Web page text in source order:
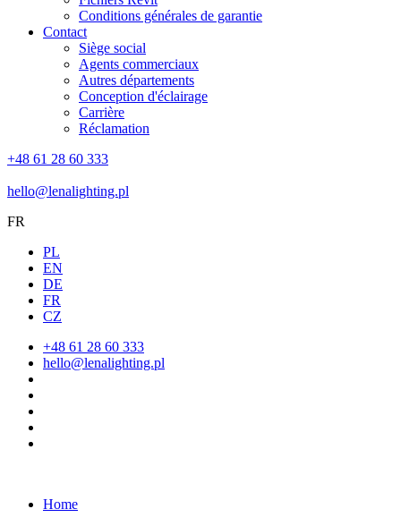
Conditions générales de garantie
Contact
Siège social
Agents commerciaux
Autres départements
Conception d'éclairage
Carrière
Réclamation
+48 61 28 60 333
hello@lenalighting.pl
FR
PL
EN
DE
FR
CZ
+48 61 28 60 333
hello@lenalighting.pl
Home